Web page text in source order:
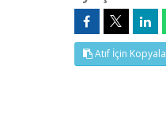
Atıf İçin Kopyala